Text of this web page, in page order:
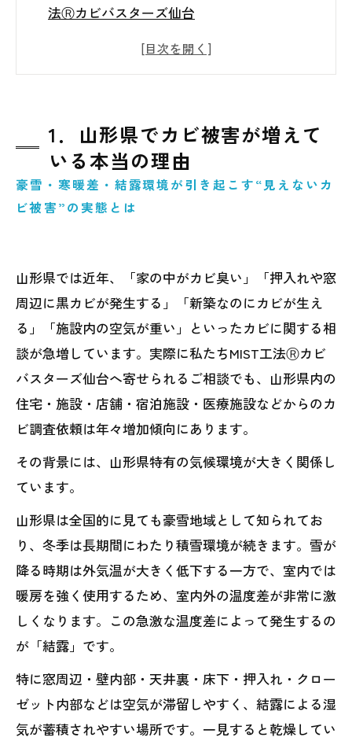
法Ⓡカビバスターズ仙台
1．山形県でカビ被害が増えている本当の理
3．落下菌検査とは？室内の菌を「見える
化」する調査方法
4．山形県で実際に多いカビ発生箇所と原因
査・除カビ施工とは
7．山形県で住まいと施設をカビから守るた
めに必要な予防対策
1．山形県でカビ被害が増えて
いる本当の理由
豪雪・寒暖差・結露環境が引き起こす“見えないカ
ビ被害”の実態とは
山形県では近年、「家の中がカビ臭い」「押入れや窓
周辺に黒カビが発生する」「新築なのにカビが生え
る」「施設内の空気が重い」といったカビに関する相
談が急増しています。実際に私たちMIST工法Ⓡカビ
バスターズ仙台へ寄せられるご相談でも、山形県内の
住宅・施設・店舗・宿泊施設・医療施設などからのカ
ビ調査依頼は年々増加傾向にあります。
その背景には、山形県特有の気候環境が大きく関係し
ています。
山形県は全国的に見ても豪雪地域として知られてお
り、冬季は長期間にわたり積雪環境が続きます。雪が
降る時期は外気温が大きく低下する一方で、室内では
暖房を強く使用するため、室内外の温度差が非常に激
しくなります。この急激な温度差によって発生するの
が「結露」です。
特に窓周辺・壁内部・天井裏・床下・押入れ・クロー
ゼット内部などは空気が滞留しやすく、結露による湿
気が蓄積されやすい場所です。一見すると乾燥してい